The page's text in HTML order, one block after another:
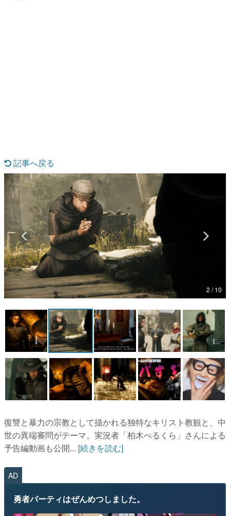
具体的な形から解き明かしていく、硬派で骨太な評論連載
です。
ゲームが変えた日本語
「経験値」「裏技」「ラスボス」… ゲームにまつわる言葉
の起源や用法の変遷を、コンピューター文化史研究家・タ
イニーP氏が徹底調査。
カテゴリ
特集記事
マンガ
女性向け
アプリレビュー
その他
電ファミニコゲーマーとは？
運営：株式会社マレ
記事へ戻る
2 / 10
復讐と暴力の宗教として描かれる独特なキリスト教観と、中
世の異端審問がテーマ。実況者「柏木べるくら」さんによる
予告編動画も公開... [続きを読む]
AD
勇者パーティはぜんめつしました。